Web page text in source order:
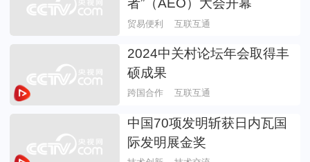
者”（AEO）大会开幕
贸易便利 互联互通
2024中关村论坛年会取得丰
硕成果
跨国合作 互联互通
中国70项发明斩获日内瓦国
际发明展金奖